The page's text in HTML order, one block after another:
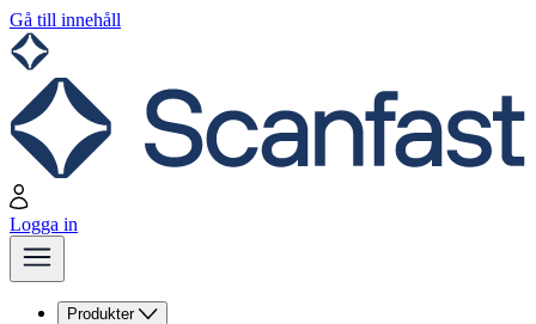
Gå till innehåll
Logga in
Produkter